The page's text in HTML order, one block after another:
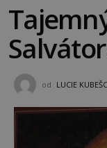
od LUCIE